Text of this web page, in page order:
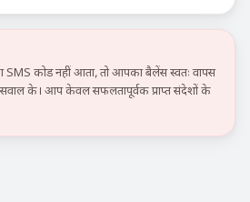
कोड नहीं आता, तो आपका बैलेंस स्वतः वापस
सवाल के। आप केवल सफलतापूर्वक प्राप्त संदेशों के